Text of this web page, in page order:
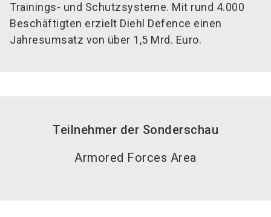
Trainings- und Schutzsysteme. Mit rund 4.000
Beschäftigten erzielt Diehl Defence einen
Jahresumsatz von über 1,5 Mrd. Euro.
Teilnehmer der Sonderschau
Armored Forces Area